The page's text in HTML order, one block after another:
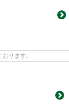
ります。